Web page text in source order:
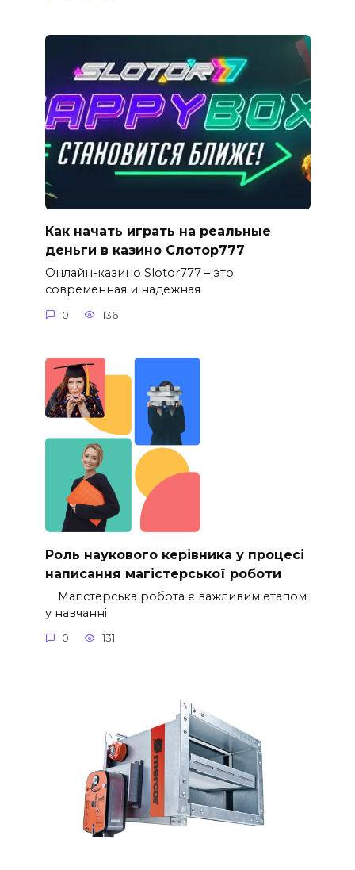
Как начать играть на реальные
деньги в казино Слотор777
Онлайн-казино Slotor777 – это
современная и надежная
0 136
Роль наукового керівника у процесі
написання магістерської роботи
Магістерська робота є важливим етапом
у навчанні
0 131